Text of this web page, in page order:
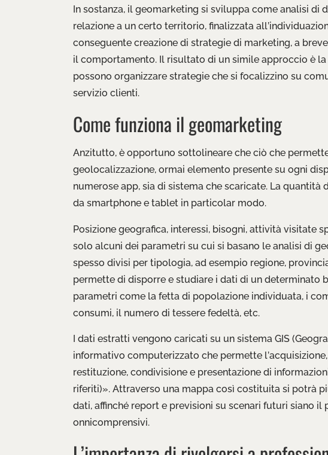
In sostanza, il geomarketing si sviluppa come analisi di
relazione a un certo territorio, finalizzata
conseguente creazione di strategie di marketing, a
il comportamento. Il risultato di un simile approccio è
possono organizzare strategie che si focalizzino su
servizio clienti.
Come funziona il geomarketing
Anzitutto, è opportuno sottolineare che ciò che
geolocalizzazione, ormai elemento presente su ogni
numerose app, sia di sistema che scaricate. La
da smartphone e tablet in particolar modo.
Posizione geografica, interessi, bisogni, attività visitate
solo alcuni dei parametri su cui si basano le analisi di
spesso divisi per tipologia, ad esempio regione,
permette di disporre e studiare i dati di un determinato
parametri come la fetta di popolazione individuata, i
consumi, il numero di tessere fedeltà, etc.
I dati estratti vengono caricati su un sistema GIS
informativo computerizzato che permette
restituzione, condivisione e presentazione di
riferiti)». Attraverso una mappa così costituita si potrà
dati, affinché report e previsioni su scenari futuri siano
onnicomprensivi.